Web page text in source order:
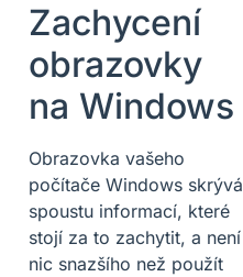
Zachycení
obrazovky
na Windows
Obrazovka vašeho
počítače Windows skrývá
spoustu informací, které
stojí za to zachytit, a není
nic snazšího než použít